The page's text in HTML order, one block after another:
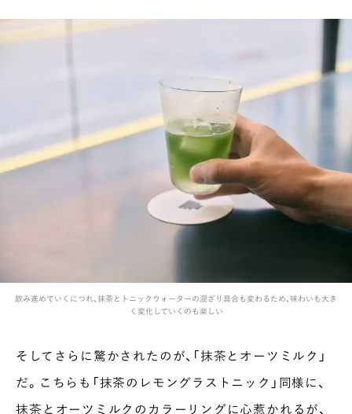
飲み進めていくにつれ、抹茶とトニックウォーターの混ざり具合も変わるため、味わいも大き
く変化していくのも楽しい
そしてさらに驚かされたのが、「抹茶とオーツミルク」
だ。こちらも「抹茶のレモングラストニック」同様に、
抹茶とオーツミルクのカラーリングに心惹かれるが、